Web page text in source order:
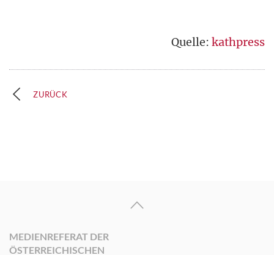
Quelle: kathpress
ZURÜCK
MEDIENREFERAT DER
ÖSTERREICHISCHEN